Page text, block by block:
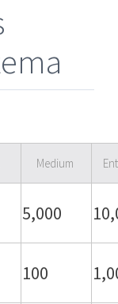
Medium
5,000
100